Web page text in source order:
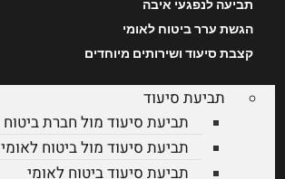
תביעה לנפגעי איבה
הגשת ערר ביטוח לאומי
קצבת סיעוד ושירותים מיוחדים
תביעת סיעוד
תביעת סיעוד מול חברת ביטוח
תביעת סיעוד מול ביטוח לאומי
תביעת סיעוד ביטוח לאומי